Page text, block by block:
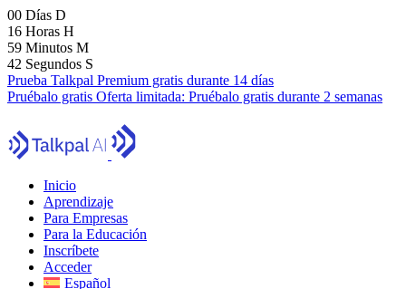
00 Días D
16 Horas H
59 Minutos M
40 Segundos S
Prueba Talkpal Premium gratis durante 14 días
Pruébalo gratis Oferta limitada: Pruébalo gratis durante 2 semanas
Inicio
Aprendizaje
Para Empresas
Para la Educación
Inscríbete
Acceder
Español